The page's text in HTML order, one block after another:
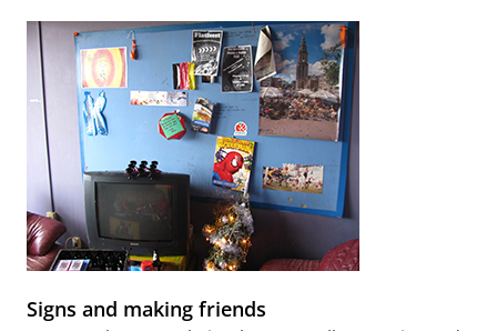
Signs and making friends